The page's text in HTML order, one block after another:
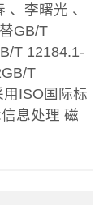
李曙光 、
GB/T
T 12184.1-
T
ISO国际标
息处理 磁